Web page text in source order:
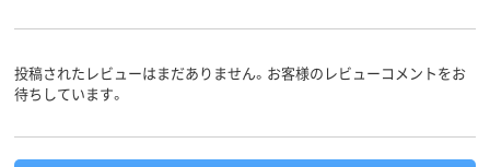
投稿されたレビューはまだありません。お客様のレビューコメントをお
待ちしています。